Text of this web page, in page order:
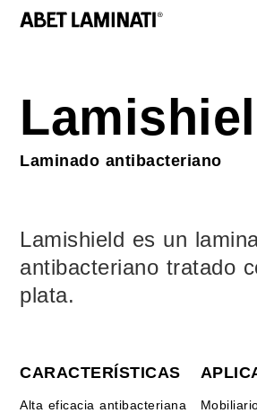
Laminado antibacteriano
Lamishield es un
antibacteriano tratado
plata.
CARACTERÍSTICAS
Alta eficacia antibacteriana